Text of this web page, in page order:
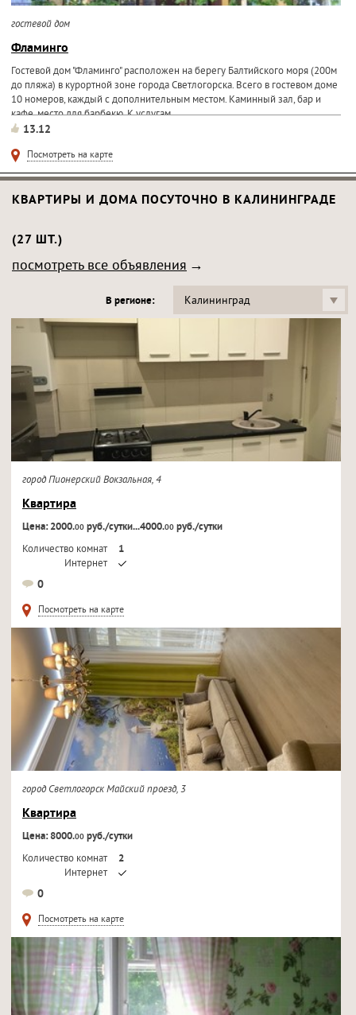
гостевой дом
Фламинго
Гостевой дом "Фламинго" расположен на берегу Балтийского моря (200м
до пляжа) в курортной зоне города Светлогорска. Всего в гостевом доме
10 номеров, каждый с дополнительным местом. Каминный зал, бар и
кафе, место для барбекю. К услугам...
13.12
Посмотреть на карте
КВАРТИРЫ И ДОМА ПОСУТОЧНО В КАЛИНИНГРАДЕ
(27 ШТ.)
посмотреть все объявления
В регионе: Калининград
город Пионерский Вокзальная, 4
Квартира
Цена: 2000.00руб./сутки...4000.00руб./сутки
Количество комнат
1
Интернет
0
Посмотреть на карте
город Светлогорск Майский проезд, 3
Квартира
Цена: 8000.00руб./сутки
Количество комнат
2
Интернет
0
Посмотреть на карте